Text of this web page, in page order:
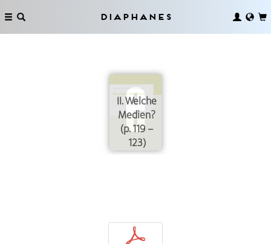
Diaphanes
II. Welche
Medien?
(p. 119 –
123)
p